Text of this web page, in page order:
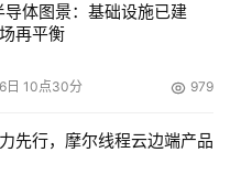
出品的系列LTO磁带驱动
一份转售协议。
新型的低端NAS设备
体图景：基础设施已建
再平衡
日 10点30分 979
先行，摩尔线程云边端产品